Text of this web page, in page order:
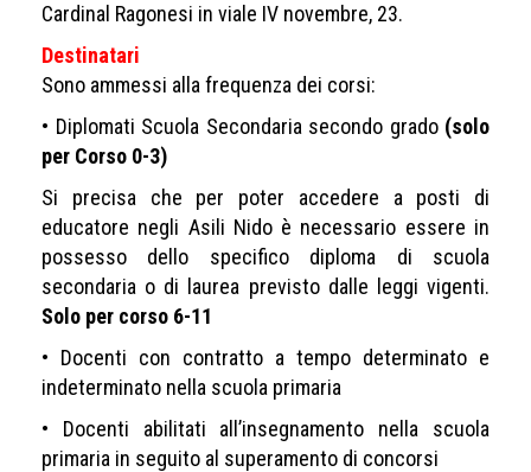
Cardinal Ragonesi in viale IV novembre, 23.
Destinatari
Sono ammessi alla frequenza dei corsi:
• Diplomati Scuola Secondaria secondo grado (solo
per Corso 0-3)
Si precisa che per poter accedere a posti di
educatore negli Asili Nido è necessario essere in
possesso dello specifico diploma di scuola
secondaria o di laurea previsto dalle leggi vigenti.
Solo per corso 6-11
• Docenti con contratto a tempo determinato e
indeterminato nella scuola primaria
• Docenti abilitati all’insegnamento nella scuola
primaria in seguito al superamento di concorsi